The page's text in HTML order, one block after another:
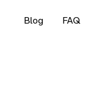
Blog FAQ